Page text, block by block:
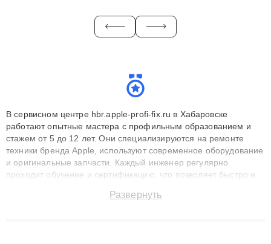
В сервисном центре hbr.apple-profi-fix.ru в Хабаровске
работают опытные мастера с профильным образованием и
стажем от 5 до 12 лет. Они специализируются на ремонте
техники бренда Apple, используют современное оборудование
и оригинальные запчасти. Каждый инженер регулярно
проходит обучение и сертификацию, что позволяет быстро и
сохранением гарантии до 3 лет. Наши мастера решают
Развернуть